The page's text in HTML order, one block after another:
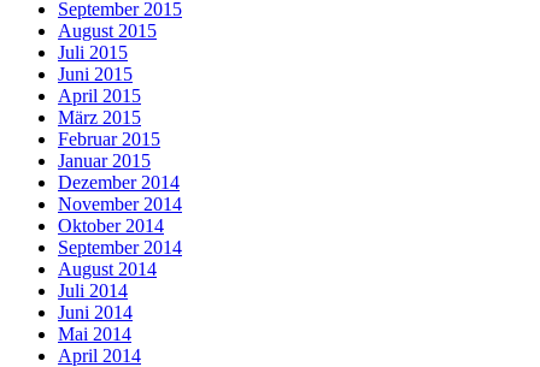
September 2015
August 2015
Juli 2015
Juni 2015
April 2015
März 2015
Februar 2015
Januar 2015
Dezember 2014
November 2014
Oktober 2014
September 2014
August 2014
Juli 2014
Juni 2014
Mai 2014
April 2014